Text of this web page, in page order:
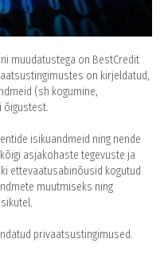
muudatustega on BestCredit
on kirjeldatud,
(sh kogumine,
õigustest.
isikuandmeid ning nende
asjakohaste tegevuste ja
ettevaatusabinõusid kogutud
muutmiseks ning
privaatsustingimused.